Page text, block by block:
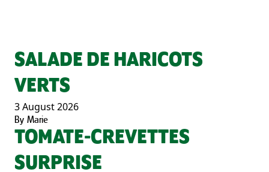
SALADE DE HARICOTS
VERTS
3 August 2026
By Marie
TOMATE-CREVETTES
SURPRISE